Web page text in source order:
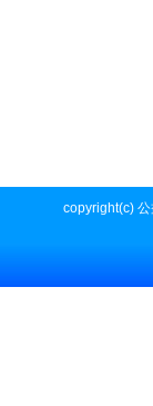
copyright(c)